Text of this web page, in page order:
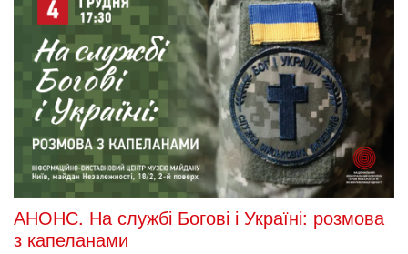
АНОНС. На службі Богові і Україні: розмова
з капеланами